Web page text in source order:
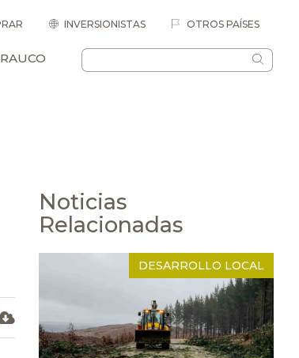
INVERSIONISTAS OTROS PAÍSES
Noticias
Relacionadas
DESARROLLO LOCAL